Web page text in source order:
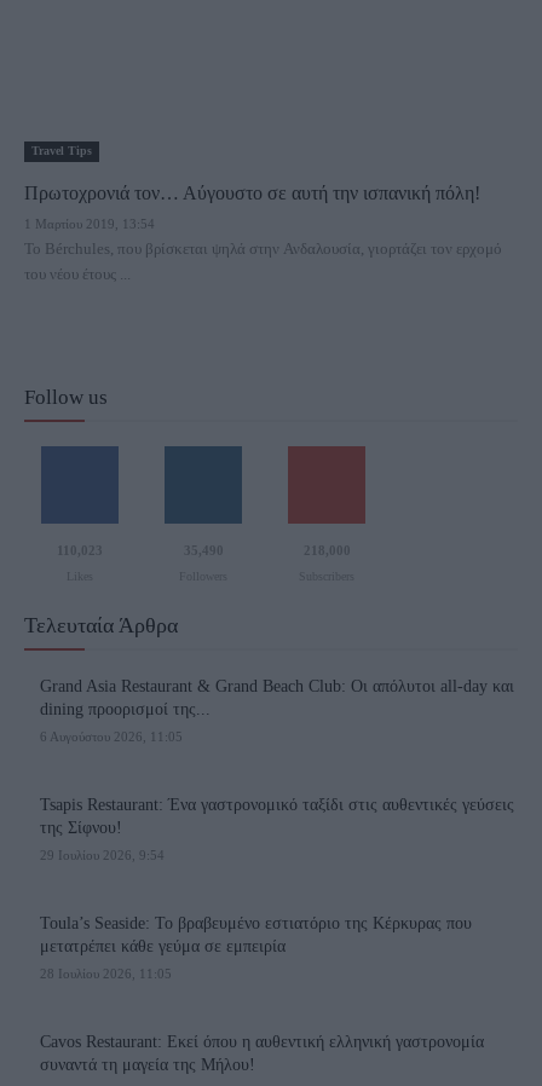
Travel Tips
Πρωτοχρονιά τον… Αύγουστο σε αυτή την ισπανική πόλη!
1 Μαρτίου 2019, 13:54
Το Bérchules, που βρίσκεται ψηλά στην Ανδαλουσία, γιορτάζει τον ερχομό
του νέου έτους ...
Follow us
110,023 35,490 218,000
Τελευταία Άρθρα
Grand Asia Restaurant & Grand Beach Club: Οι απόλυτοι all-day και
dining προορισμοί της...
6 Αυγούστου 2026, 11:05
Tsapis Restaurant: Ένα γαστρονομικό ταξίδι στις αυθεντικές γεύσεις
της Σίφνου!
29 Ιουλίου 2026, 9:54
Toula’s Seaside: Το βραβευμένο εστιατόριο της Κέρκυρας που
μετατρέπει κάθε γεύμα σε εμπειρία
28 Ιουλίου 2026, 11:05
Cavos Restaurant: Εκεί όπου η αυθεντική ελληνική γαστρονομία
συναντά τη μαγεία της Μήλου!